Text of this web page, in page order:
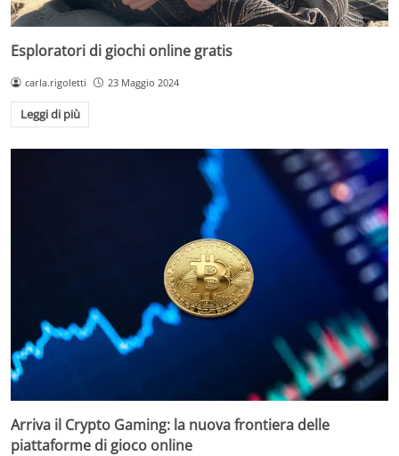
Esploratori di giochi online gratis
carla.rigoletti 23 Maggio 2024
Leggi di più
Arriva il Crypto Gaming: la nuova frontiera delle
piattaforme di gioco online